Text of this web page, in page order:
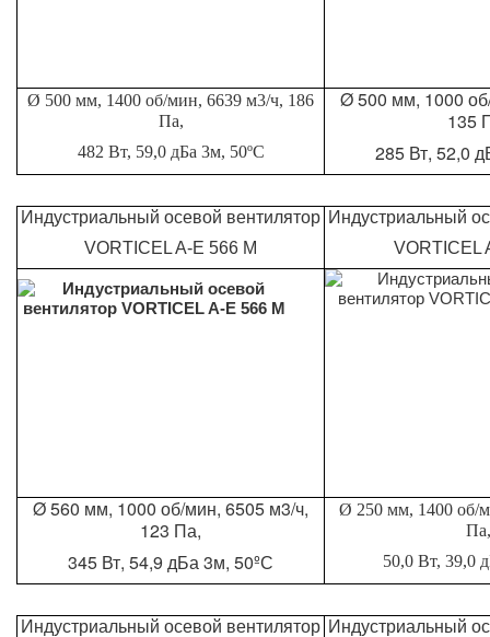
Ø 500 мм, 1400 об/мин, 6639 м3/ч, 186
Па,
482 Вт, 59,0 дБа 3м, 50ºС
Ø 500 мм, 1000
135
285 Вт, 52,0
Индустриальный осевой вентилятор
VORTICEL A-E 566 M
Индустриальный
VORTICEL
Ø 560 мм, 1000 об/мин, 6505 м3/ч,
123 Па,
345 Вт, 54,9 дБа 3м, 50ºС
Ø 250 мм, 1400 об/
Па,
50,0 Вт, 39,0
Индустриальный осевой вентилятор Индустриальный